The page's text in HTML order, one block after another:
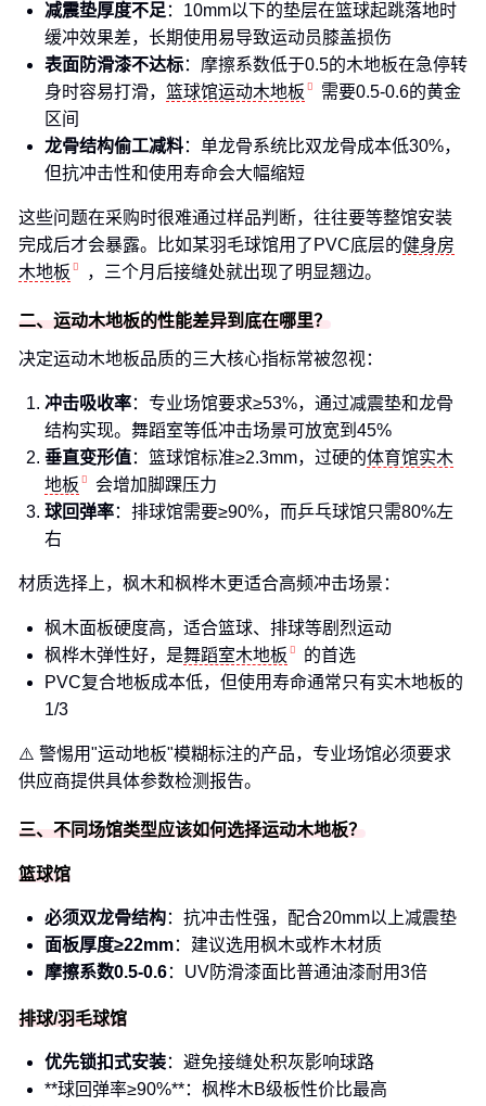
减震垫厚度不足 ：10mm以下的垫层在篮球起跳落地时
缓冲效果差，长期使用易导致运动员膝盖损伤
表面防滑漆不达标：摩擦系数低于0.5的木地板在急停转
身时容易打滑， 篮球馆运动木地板
需要0.5-0.6的黄金
区间
龙骨结构偷工减料：单龙骨系统比双龙骨成本低30%，
但抗冲击性和使用寿命会大幅缩短
这些问题在采购时很难通过样品判断，往往要等整馆安装
完成后才会暴露。比如某羽毛球馆用了PVC底层的健身房
木地板
，三个月后接缝处就出现了明显翘边。
二、运动木地板的性能差异到底在哪里？
决定运动木地板品质的三大核心指标常被忽视：
冲击吸收率：专业场馆要求≥53%，通过减震垫和龙骨
结构实现。舞蹈室等低冲击场景可放宽到45%
垂直变形值：篮球馆标准≥2.3mm，过硬的体育馆实木
地板
会增加脚踝压力
球回弹率：排球馆需要≥90%，而乒乓球馆只需80%左
右
材质选择上，枫木和枫桦木更适合高频冲击场景：
枫木面板硬度高，适合篮球、排球等剧烈运动
枫桦木弹性好，是舞蹈室木地板
的首选
PVC复合地板成本低，但使用寿命通常只有实木地板的
1/3
⚠️ 警惕用"运动地板"模糊标注的产品，专业场馆必须要求
供应商提供具体参数检测报告。
三、不同场馆类型应该如何选择运动木地板？
篮球馆
必须双龙骨结构：抗冲击性强，配合20mm以上减震垫
面板厚度≥22mm：建议选用枫木或柞木材质
摩擦系数0.5-0.6：UV防滑漆面比普通油漆耐用3倍
排球/羽毛球馆
优先锁扣式安装：避免接缝处积灰影响球路
**球回弹率≥90%**：枫桦木B级板性价比最高